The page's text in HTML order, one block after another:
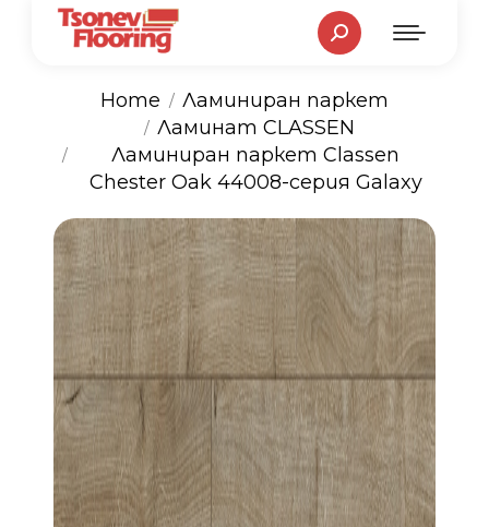
Search:
You are here:
Home
Ламиниран паркет
Ламинат CLASSEN
Ламиниран паркет Classen
Chester Oak 44008-серия Galaxy